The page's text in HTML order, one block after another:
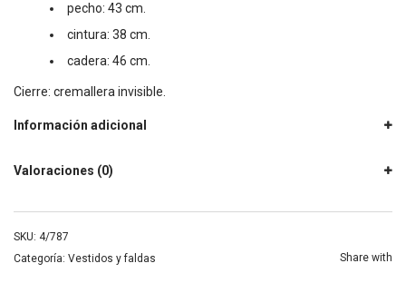
pecho: 43 cm.
cintura: 38 cm.
cadera: 46 cm.
Cierre: cremallera invisible.
Información adicional
Valoraciones (0)
SKU: 4/787
Categoría: Vestidos y faldas Share with